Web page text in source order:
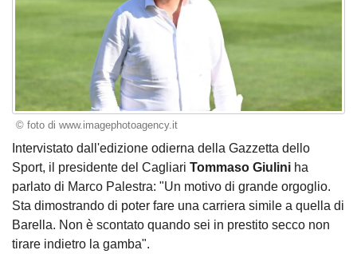
© foto di www.imagephotoagency.it
Intervistato dall'edizione odierna della Gazzetta dello
Sport, il presidente del Cagliari Tommaso Giulini ha
parlato di Marco Palestra: "Un motivo di grande orgoglio.
Sta dimostrando di poter fare una carriera simile a quella di
Barella. Non è scontato quando sei in prestito secco non
tirare indietro la gamba".